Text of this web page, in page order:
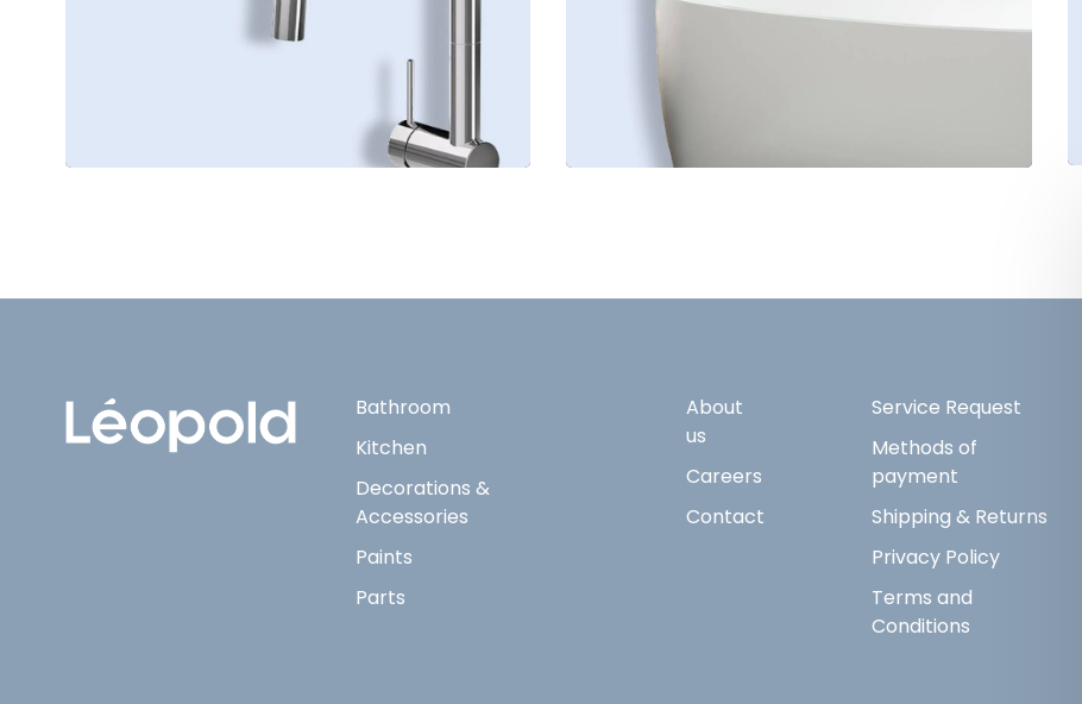
Bathroom
Kitchen
Decorations &
Accessories
Paints
Parts
About
us
Careers
Contact
Service Request
Methods of
payment
Shipping & Returns
Privacy Policy
Terms and
Conditions